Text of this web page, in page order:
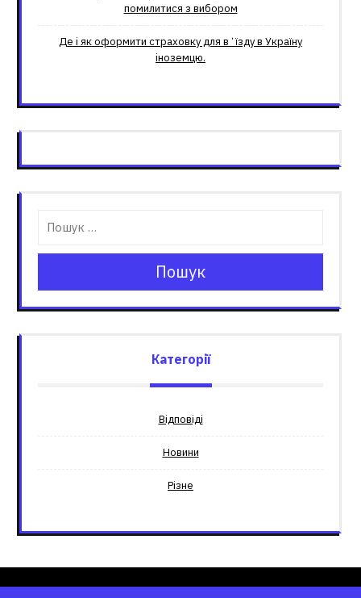
помилитися з вибором
Де і як оформити страховку для вʼїзду в Україну
іноземцю.
Пошук
Категорії
Відповіді
Новини
Різне